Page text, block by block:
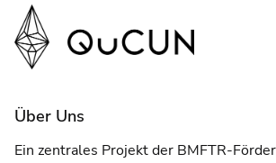
Über Uns
Ein zentrales Projekt der BMFTR-